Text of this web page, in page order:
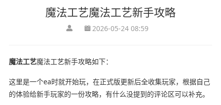
魔法工艺魔法工艺新手攻略
2026-05-24 08:59
魔法工艺魔法工艺新手攻略如下：
这里是一个ea时就开始玩，在正式版更新后全收集玩家，根据自己
的体验给新手玩家的一份攻略，有什么没提到的评论区可以补充。